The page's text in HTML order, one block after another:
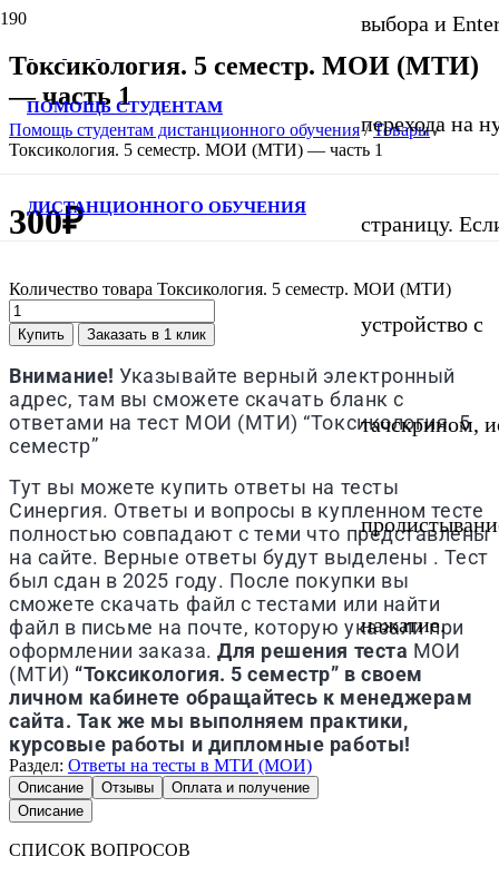
ПОМОЩЬ СТУДЕНТАМ
ДИСТАНЦИОННОГО ОБУЧЕНИЯ
выбора и
перехода на
страницу.
устройство с
тачскрином,
нажатие.
Токсикология. 5 семестр. МОИ (МТИ)
— часть 1
Помощь студентам дистанционного обучения/Товары/
Токсикология. 5 семестр. МОИ (МТИ) — часть 1
300₽
Количество товара Токсикология. 5 семестр. МОИ (МТИ)
Купить Заказать в 1 клик
Внимание! Указывайте верный электронный
адрес, там вы сможете скачать бланк с
ответами на тест МОИ (МТИ) “Токсикология. 5
семестр”
Тут вы можете купить ответы на тесты
Синергия. Ответы и вопросы в купленном тесте
полностью совпадают с теми что представлены
на сайте. Верные ответы будут выделены . Тест
был сдан в 2025 году. После покупки вы
сможете скачать файл с тестами или найти
файл в письме на почте, которую указали при
оформлении заказа.Для решения теста МОИ
(МТИ) “Токсикология. 5 семестр” в своем
личном кабинете обращайтесь к менеджерам
сайта. Так же мы выполняем практики,
курсовые работы и дипломные работы!
Раздел: Ответы на тесты в МТИ (МОИ)
Описание Отзывы
Оплата и получение
Описание
СПИСОК ВОПРОСОВ